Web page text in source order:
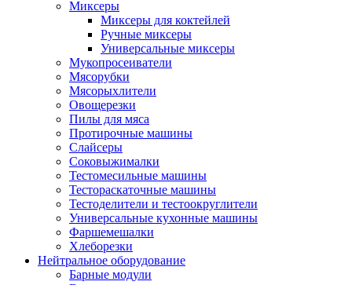
Миксеры
Миксеры для коктейлей
Ручные миксеры
Универсальные миксеры
Мукопросеиватели
Мясорубки
Мясорыхлители
Овощерезки
Пилы для мяса
Протирочные машины
Слайсеры
Соковыжималки
Тестомесильные машины
Тестораскаточные машины
Тестоделители и тестоокруглители
Универсальные кухонные машины
Фаршемешалки
Хлеборезки
Нейтральное оборудование
Барные модули